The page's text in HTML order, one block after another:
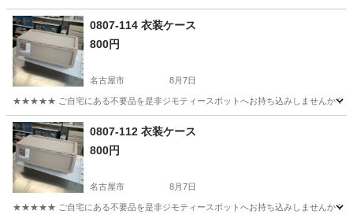
愛知 名古屋市 現地
0807-114 衣装ケース
800円
名古屋市 8月7日
★★★★★ ご自宅にある不要品を是非ジモティースポットへお持ち込みしませんか？
愛知 名古屋市 現地
0807-112 衣装ケース
800円
名古屋市 8月7日
★★★★★ ご自宅にある不要品を是非ジモティースポットへお持ち込みしませんか？